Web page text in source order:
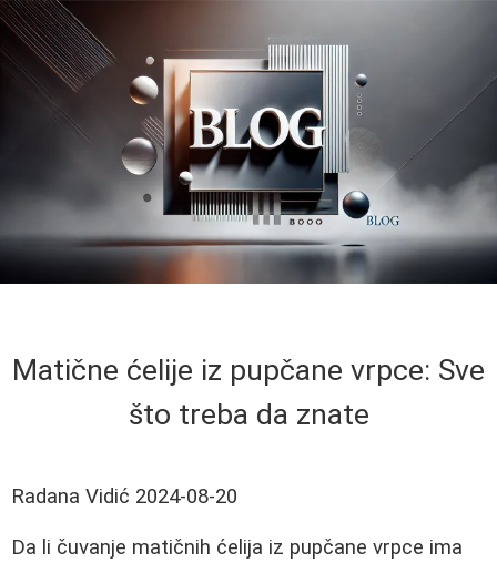
Matične ćelije iz pupčane vrpce: Sve
što treba da znate
Radana Vidić 2024-08-20
Da li čuvanje matičnih ćelija iz pupčane vrpce ima